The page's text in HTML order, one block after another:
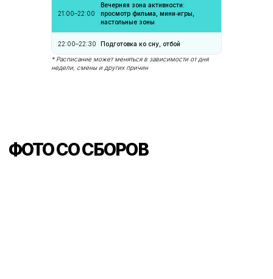
21:00–22:00
Вечерняя зона активности:
просмотр фильма, мини‑игры,
настольные зоны
22:00–22:30 Подготовка ко сну, отбой
* Расписание может меняться в зависимости от дня
недели, смены и других причин